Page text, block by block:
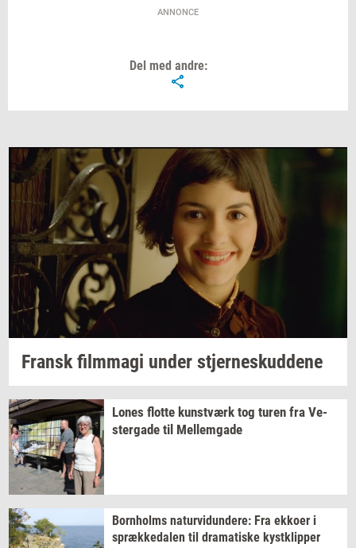
ANNONCE
Del med andre:
Fransk film­magi under stjer­neskud­de­ne
Lones flot­te kunst­værk tog turen fra Ve­
ster­ga­de til Mel­lem­ga­de
Born­holms na­tur­vi­dun­de­re: Fra ek­ko­er i
spræk­ke­da­len til dra­ma­ti­ske kyst­klip­per